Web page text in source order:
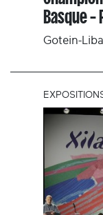
Basque
Gotein-